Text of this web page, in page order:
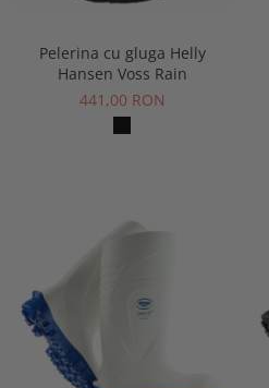
Pelerina cu gluga Helly
Hansen Voss Rain
441,00 RON